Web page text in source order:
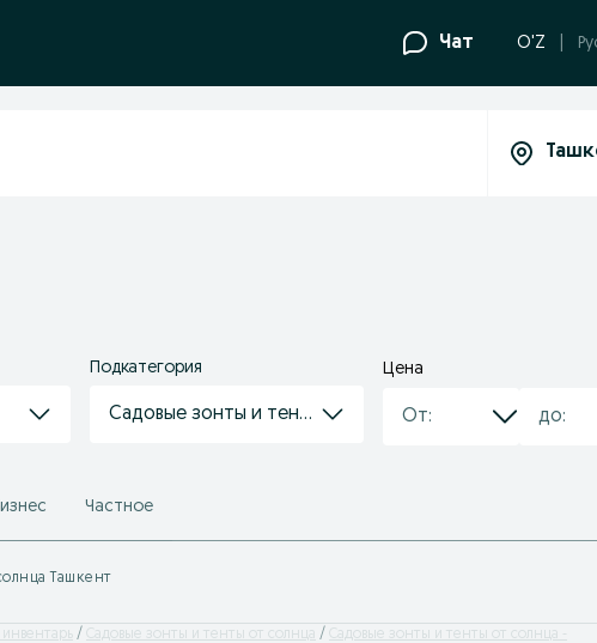
Чат O'Z
Подкатегория
Садовые зонты и тенты от солнца
Цена
Частное
Ташкент
Садовые зонты и тенты от солнца
Садовые зонты и тенты от солнца -